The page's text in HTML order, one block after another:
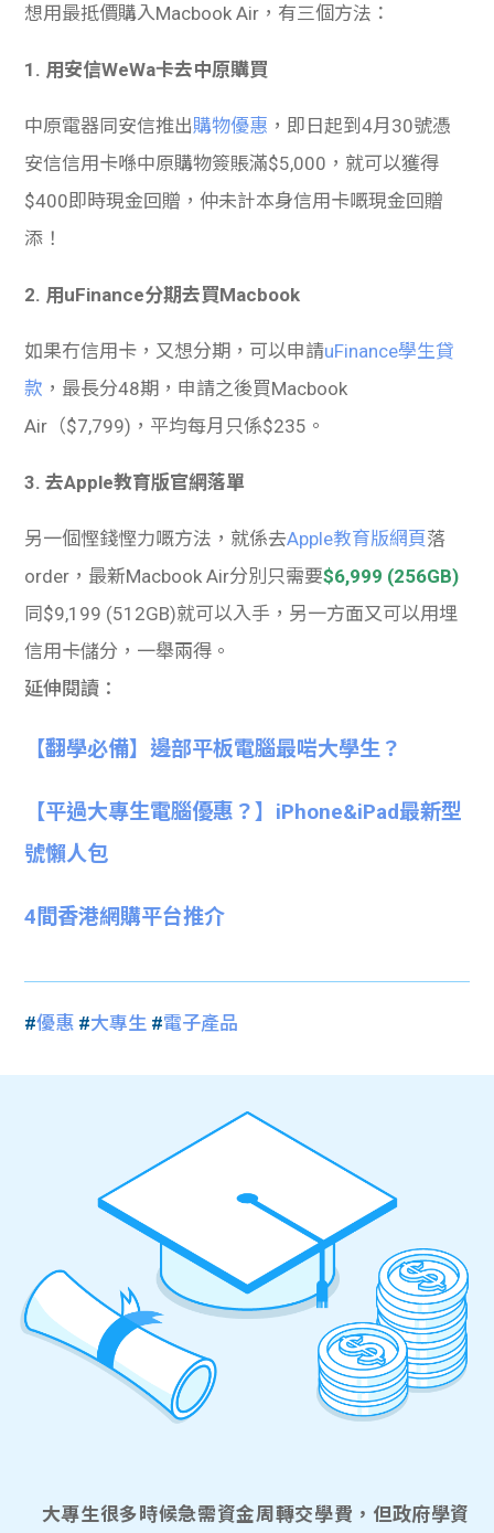
想用最抵價購入Macbook Air，有三個方法：
1. 用安信WeWa卡去中原購買
中原電器同安信推出購物優惠 ，即日起到4月30號憑
安信信用卡喺中原購物簽賬滿$5,000，就可以獲得
$400即時現金回贈，仲未計本身信用卡嘅現金回贈
添！
2. 用uFinance分期去買Macbook
如果冇信用卡，又想分期，可以申請uFinance學生貸
款 ，最長分48期，申請之後買Macbook
Air（$7,799)，平均每月只係$235。
3. 去Apple教育版官網落單
另一個慳錢慳力嘅方法，就係去Apple教育版網頁落
order，最新Macbook Air分別只需要$6,999 (256GB)
同$9,199 (512GB)就可以入手，另一方面又可以用埋
信用卡儲分，一舉兩得。
延伸閱讀：
【翻學必備】邊部平板電腦最啱大學生？
【平過大專生電腦優惠？】iPhone&iPad最新型
號懶人包
4間香港網購平台推介
#優惠 #大專生 #電子產品
大專生很多時候急需資金周轉交學費，但政府學資